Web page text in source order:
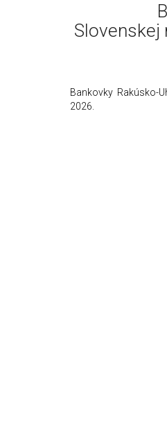
Slovenskej
Bankovky Rakúsko-
2026.